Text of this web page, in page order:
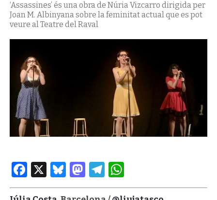
‘Assassines’ és una obra de Núria Vizcarro dirigida per
Joan M. Albinyana sobre la feminitat actual que es pot
veure al Teatre del Raval
Facebook
X Bluesky
Mastodon
Telegram